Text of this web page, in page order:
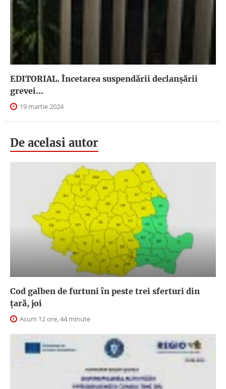
EDITORIAL. Încetarea suspendării declanşării
grevei...
19 martie 2024
De acelasi autor
Cod galben de furtuni în peste trei sferturi din
țară, joi
Acum 12 ore, 44 minute